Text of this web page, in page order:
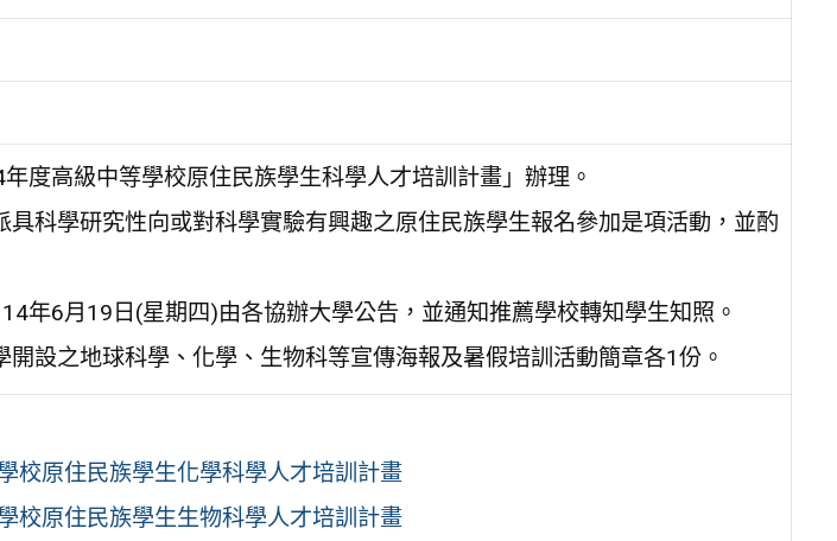
度高級中等學校原住民族學生科學人才培訓計畫」辦理。
具科學研究性向或對科學實驗有興趣之原住民族學生報名參加是項活動，並酌
年6月19日(星期四)由各協辦大學公告，並通知推薦學校轉知學生知照。
開設之地球科學、化學、生物科等宣傳海報及暑假培訓活動簡章各1份。
校原住民族學生化學科學人才培訓計畫
校原住民族學生生物科學人才培訓計畫